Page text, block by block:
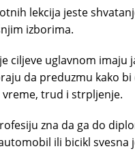
lekcija jeste
izborima.
ciljeve uglavnom imaju
da preduzmu kako
vreme, trud i strpljenje.
zna da ga do
ili bicikl